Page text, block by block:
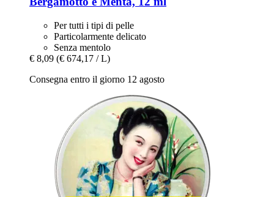
Per tutti i tipi di pelle
Particolarmente delicato
Senza mentolo
€ 8,09 (€ 674,17 / L)
Consegna entro il giorno 12 agosto